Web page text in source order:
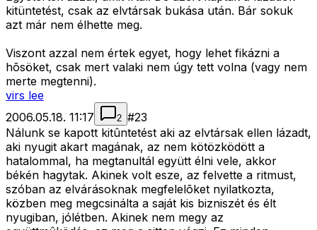
kitüntetést, csak az elvtársak bukása után. Bár sokuk
azt már nem élhette meg.
Viszont azzal nem értek egyet, hogy lehet fikázni a
hõsöket, csak mert valaki nem úgy tett volna (vagy nem
merte megtenni).
virs lee
2006.05.18. 11:17
2 #23
Nálunk se kapott kitûntetést aki az elvtársak ellen lázadt,
aki nyugit akart magának, az nem kötözködött a
hatalommal, ha megtanultál együtt élni vele, akkor
békén hagytak. Akinek volt esze, az felvette a ritmust,
szóban az elvárásoknak megfelelõket nyilatkozta,
közben meg megcsinálta a saját kis bizniszét és élt
nyugiban, jólétben. Akinek nem megy az